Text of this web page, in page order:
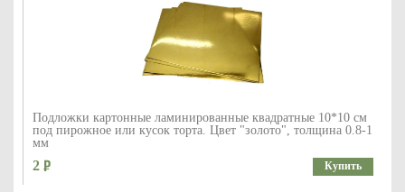
Подложки картонные ламинированные квадратные 10*10 см
под пирожное или кусок торта. Цвет "золото", толщина 0.8-1
мм
2 Купить